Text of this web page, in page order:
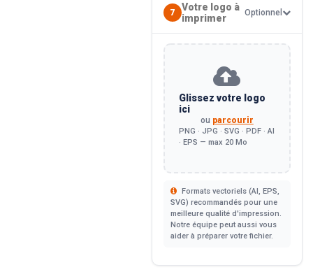
7
Votre logo à
imprimer
Optionnel
Glissez votre logo
ici
ou parcourir
PNG · JPG · SVG · PDF · AI
· EPS — max 20 Mo
Formats vectoriels (AI, EPS,
SVG) recommandés pour une
meilleure qualité d'impression.
Notre équipe peut aussi vous
aider à préparer votre fichier.